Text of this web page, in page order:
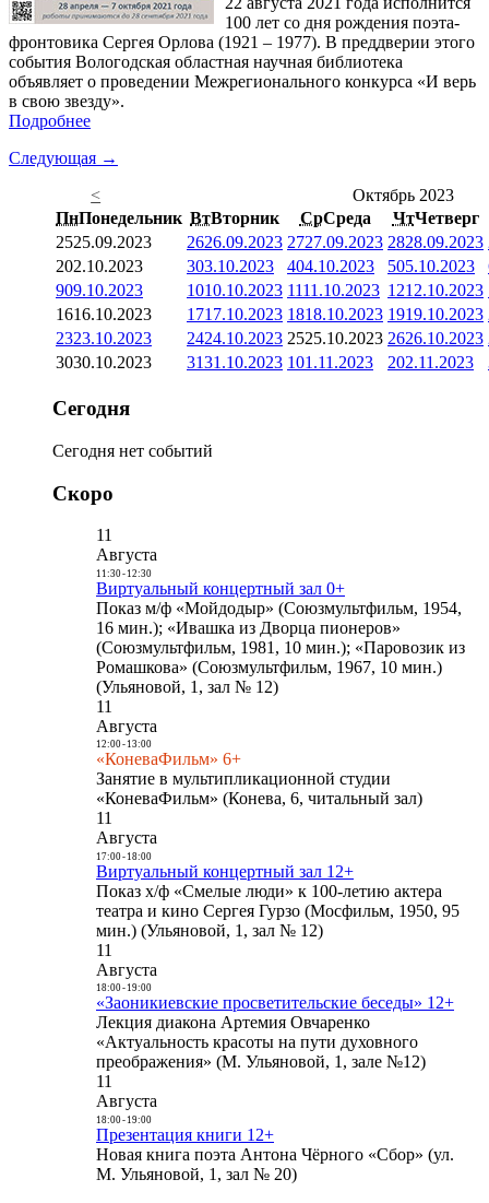
100 лет со дня рождения поэта-
фронтовика Сергея Орлова (1921 – 1977). В преддверии этого
события Вологодская областная научная библиотека
объявляет о проведении Межрегионального конкурса «И верь
в свою звезду».
Подробнее
Следующая →
<
Октябрь 2023
ПнПонедельник ВтВторник СрСреда ЧтЧетверг
2525.09.2023 2626.09.2023 2727.09.2023 2828.09.2023
202.10.2023 303.10.2023 404.10.2023 505.10.2023
909.10.2023 1010.10.2023 1111.10.2023 1212.10.2023
1616.10.2023 1717.10.2023 1818.10.2023 1919.10.2023
2323.10.2023 2424.10.2023 2525.10.2023 2626.10.2023
3030.10.2023 3131.10.2023 101.11.2023 202.11.2023
Сегодня
Сегодня нет событий
Скоро
11
Августа
11:30- 12:30
Виртуальный концертный зал 0+
Показ м/ф «Мойдодыр» (Союзмультфильм, 1954,
16 мин.); «Ивашка из Дворца пионеров»
(Союзмультфильм, 1981, 10 мин.); «Паровозик из
Ромашкова» (Союзмультфильм, 1967, 10 мин.)
(Ульяновой, 1, зал № 12)
11
Августа
12:00- 13:00
«КоневаФильм» 6+
Занятие в мультипликационной студии
«КоневаФильм» (Конева, 6, читальный зал)
11
Августа
17:00- 18:00
Виртуальный концертный зал 12+
Показ х/ф «Смелые люди» к 100-летию актера
театра и кино Сергея Гурзо (Мосфильм, 1950, 95
мин.) (Ульяновой, 1, зал № 12)
11
Августа
18:00- 19:00
«Заоникиевские просветительские беседы» 12+
Лекция диакона Артемия Овчаренко
«Актуальность красоты на пути духовного
преображения» (М. Ульяновой, 1, зале №12)
11
Августа
18:00- 19:00
Презентация книги 12+
Новая книга поэта Антона Чёрного «Сбор» (ул.
М. Ульяновой, 1, зал № 20)